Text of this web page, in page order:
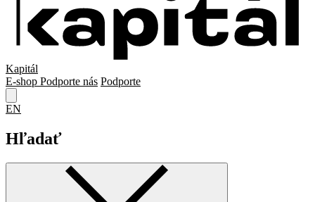
Kapitál
E-shop Podporte nás Podporte
EN
Hľadať